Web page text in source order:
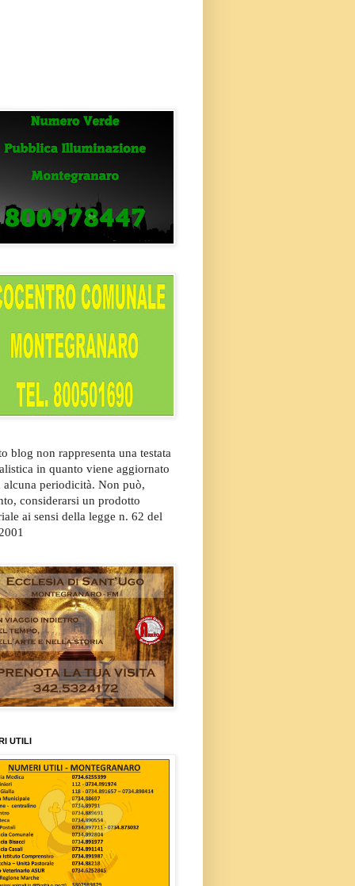
blog non rappresenta una testata
in quanto viene aggiornato
alcuna periodicità. Non può,
considerarsi un prodotto
ai sensi della legge n. 62 del
UTILI